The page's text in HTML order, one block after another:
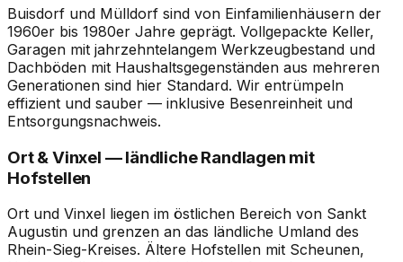
Buisdorf und Mülldorf sind von Einfamilienhäusern der
1960er bis 1980er Jahre geprägt. Vollgepackte Keller,
Garagen mit jahrzehntelangem Werkzeugbestand und
Dachböden mit Haushaltsgegenständen aus mehreren
Generationen sind hier Standard. Wir entrümpeln
effizient und sauber — inklusive Besenreinheit und
Entsorgungsnachweis.
Ort & Vinxel — ländliche Randlagen mit
Hofstellen
Ort und Vinxel liegen im östlichen Bereich von Sankt
Augustin und grenzen an das ländliche Umland des
Rhein-Sieg-Kreises. Ältere Hofstellen mit Scheunen,